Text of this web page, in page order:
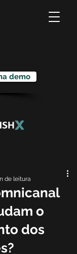
demo
o
dos
de leitura